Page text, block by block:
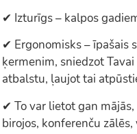
✔ Izturīgs – kalpos
✔ Ergonomisks – īpašais
ķermenim, sniedzot
atbalstu, ļaujot tai
✔ To var lietot gan
birojos, konferenču zālēs,